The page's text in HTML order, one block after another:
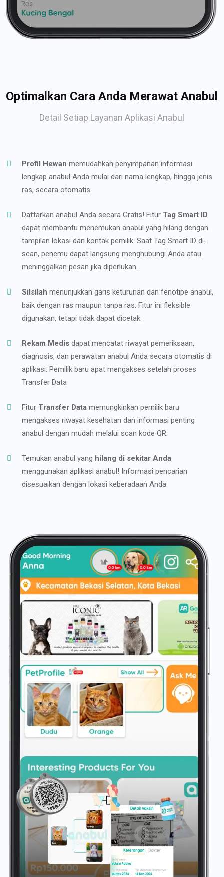
Optimalkan Cara Anda Merawat Anabul
Detail Setiap Layanan Aplikasi Anabul
Profil Hewan memudahkan penyimpanan informasi
lengkap anabul Anda mulai dari nama lengkap, hingga jenis
ras, secara otomatis.
Daftarkan anabul Anda secara Gratis! Fitur Tag Smart ID
dapat membantu menemukan anabul yang hilang dengan
tampilan lokasi dan kontak pemilik. Saat Tag Smart ID di-
scan, penemu dapat langsung menghubungi Anda atau
meninggalkan pesan jika diperlukan.
Silsilah menunjukkan garis keturunan dan fenotipe anabul,
baik dengan ras maupun tanpa ras. Fitur ini fleksible
digunakan, tetapi tidak dapat dicetak.
Rekam Medis dapat mencatat riwayat pemeriksaan,
diagnosis, dan perawatan anabul Anda secara otomatis di
aplikasi. Pemilik baru apat mengakses setelah proses
Transfer Data
Fitur Transfer Data memungkinkan pemilik baru
mengakses riwayat kesehatan dan informasi penting
anabul dengan mudah melalui scan kode QR.
Temukan anabul yang hilang di sekitar Anda
menggunakan aplikasi anabul! Informasi pencarian
disesuaikan dengan lokasi keberadaan Anda.